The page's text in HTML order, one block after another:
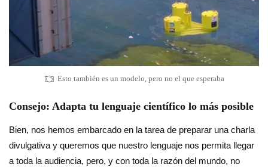
Esto también es un modelo, pero no el que esperaba
Consejo: Adapta tu lenguaje científico lo más posible
Bien, nos hemos embarcado en la tarea de preparar una charla
divulgativa y queremos que nuestro lenguaje nos permita llegar
a toda la audiencia, pero, y con toda la razón del mundo, no